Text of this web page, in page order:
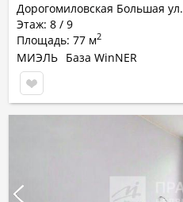
Дорогомиловская Большая ул.
Этаж: 8 / 9
Площадь: 77 м2
МИЭЛЬ База WinNER